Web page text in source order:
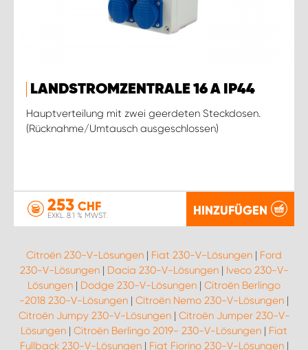
LANDSTROMZENTRALE 16 A IP44
Hauptverteilung mit zwei geerdeten Steckdosen.
(Rücknahme/Umtausch ausgeschlossen)
253 CHF
EXKL. 8.1 % MWST. HINZUFÜGEN
Citroën 230-V-Lösungen | Fiat 230-V-Lösungen | Ford
230-V-Lösungen| Dacia 230-V-Lösungen| Iveco 230-V-
Lösungen | Dodge 230-V-Lösungen | Citroën Berlingo
-2018 230-V-Lösungen | Citroën Nemo 230-V-Lösungen |
Citroën Jumpy 230-V-Lösungen| Citroën Jumper 230-V-
Lösungen | Citroën Berlingo 2019- 230-V-Lösungen | Fiat
Fullback 230-V-Lösungen| Fiat Fiorino 230-V-Lösungen|